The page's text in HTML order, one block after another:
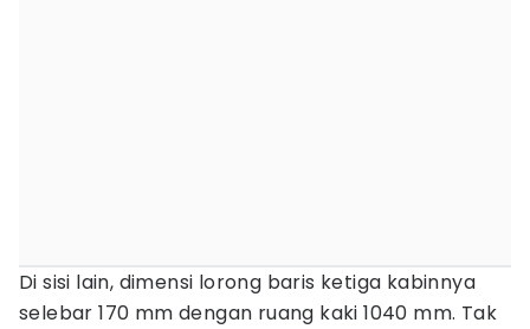
Di sisi lain, dimensi lorong baris ketiga kabinnya
selebar 170 mm dengan ruang kaki 1040 mm. Tak